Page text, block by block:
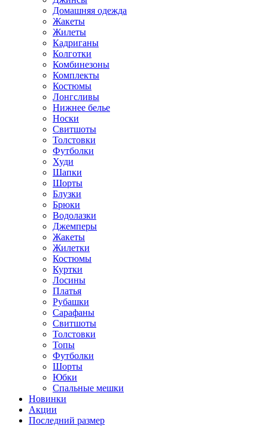
Домашняя одежда
Жакеты
Жилеты
Кадриганы
Колготки
Комбинезоны
Комплекты
Костюмы
Лонгсливы
Нижнее белье
Носки
Свитшоты
Толстовки
Футболки
Худи
Шапки
Шорты
Блузки
Брюки
Водолазки
Джемперы
Жакеты
Жилетки
Костюмы
Куртки
Лосины
Платья
Рубашки
Сарафаны
Свитшоты
Толстовки
Топы
Футболки
Шорты
Юбки
Спальные мешки
Новинки
Акции
Последний размер